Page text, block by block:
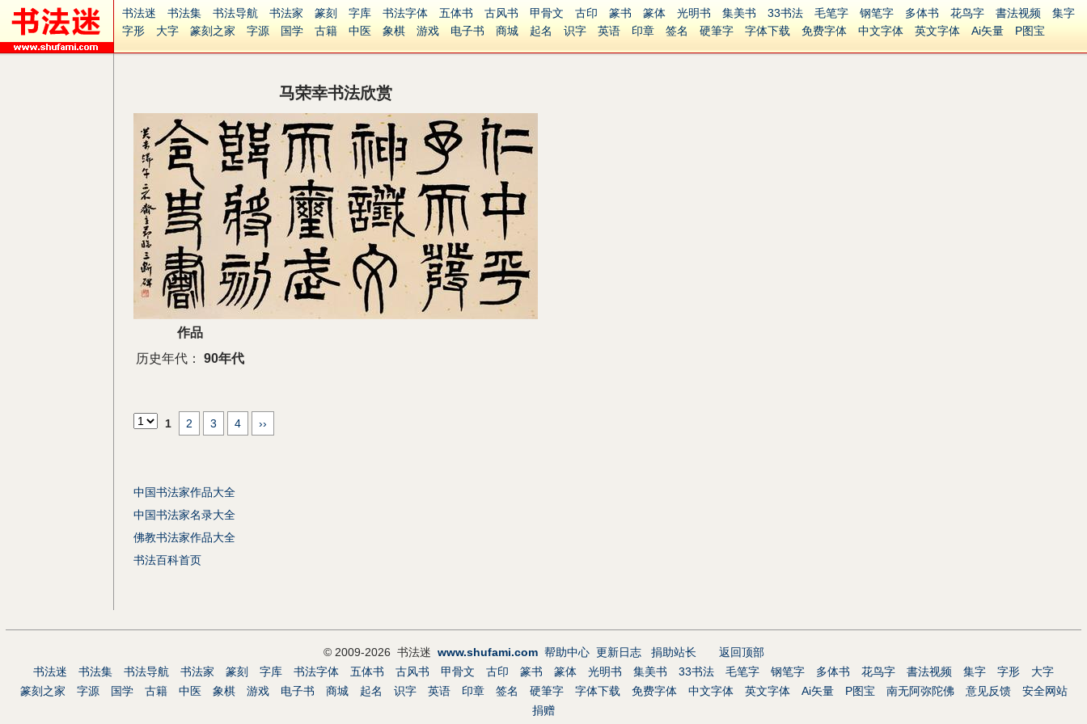
书法迷 书法集 书法导航 书法家 篆刻 字库 书法字体 五体书 古风书 甲骨文 古印 篆书 篆体 光明书 集美书 33书法 毛笔字 钢笔字 多体书 花鸟字 書法视频
集字
字形
大字 篆刻之家 字源 国学 古籍 中医 象棋 游戏 电子书 商城 起名 识字 英语 印章 签名 硬筆字 字体下载 免费字体 中文字体 英文字体 Ai矢量
P图宝
马荣幸书法欣赏
作品
历史年代：
90年代
1 2 3 4 ››
中国书法家作品大全
中国书法家名录大全
佛教书法家作品大全
书法百科首页
© 2009-2026 书法迷 www.shufami.com 帮助中心 更新日志 捐助站长
返回顶部
书法迷
书法集 书法导航 书法家 篆刻 字库 书法字体 五体书 古风书 甲骨文 古印 篆书 篆体 光明书 集美书 33书法 毛笔字 钢笔字 多体书 花鸟字 書法视频 集字 字形
大字
篆刻之家
字源 国学 古籍 中医 象棋 游戏 电子书 商城 起名 识字 英语 印章 签名 硬筆字 字体下载 免费字体 中文字体 英文字体 Ai矢量 P图宝 南无阿弥陀佛 意见反馈
安全网站
捐赠